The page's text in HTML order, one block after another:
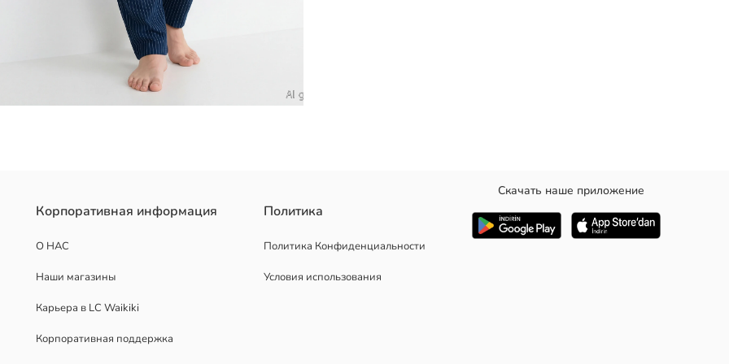
Корпоративная информация
О НАС
Наши магазины
Карьера в LC Waikiki
Корпоративная поддержка
Политика
Политика Конфиденциальности
Условия использования
Скачать наше приложение